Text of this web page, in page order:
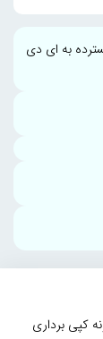
به ای دی
کپی برداری